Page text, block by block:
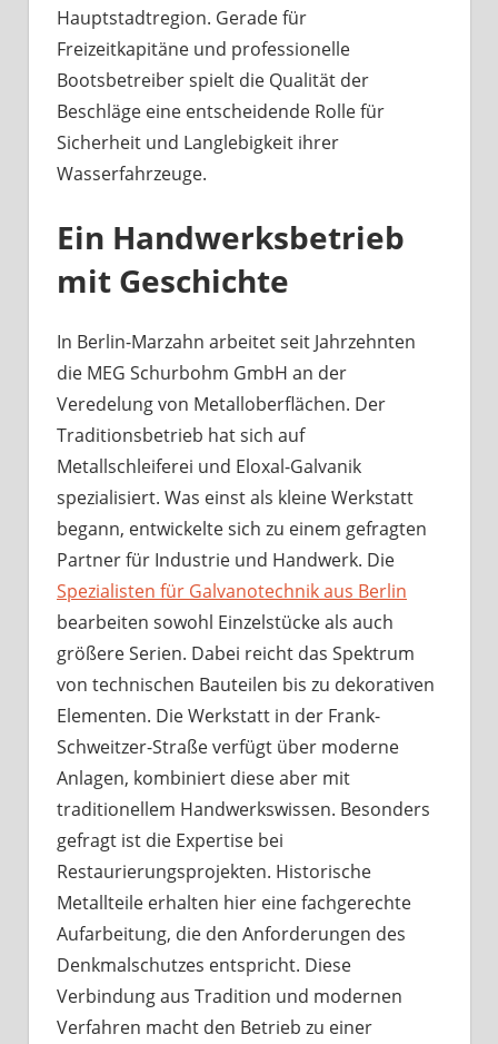
Hauptstadtregion. Gerade für
Freizeitkapitäne und professionelle
Bootsbetreiber spielt die Qualität der
Beschläge eine entscheidende Rolle für
Sicherheit und Langlebigkeit ihrer
Wasserfahrzeuge.
Ein Handwerksbetrieb
mit Geschichte
In Berlin-Marzahn arbeitet seit Jahrzehnten
die MEG Schurbohm GmbH an der
Veredelung von Metalloberflächen. Der
Traditionsbetrieb hat sich auf
Metallschleiferei und Eloxal-Galvanik
spezialisiert. Was einst als kleine Werkstatt
begann, entwickelte sich zu einem gefragten
Partner für Industrie und Handwerk. Die
Spezialisten für Galvanotechnik aus Berlin
bearbeiten sowohl Einzelstücke als auch
größere Serien. Dabei reicht das Spektrum
von technischen Bauteilen bis zu dekorativen
Elementen. Die Werkstatt in der Frank-
Schweitzer-Straße verfügt über moderne
Anlagen, kombiniert diese aber mit
traditionellem Handwerkswissen. Besonders
gefragt ist die Expertise bei
Restaurierungsprojekten. Historische
Metallteile erhalten hier eine fachgerechte
Aufarbeitung, die den Anforderungen des
Denkmalschutzes entspricht. Diese
Verbindung aus Tradition und modernen
Verfahren macht den Betrieb zu einer